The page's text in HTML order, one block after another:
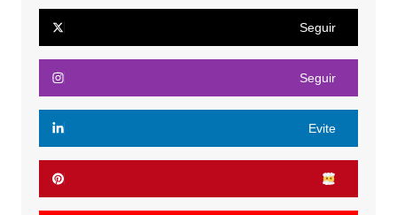
Seguir
Seguir
Evite